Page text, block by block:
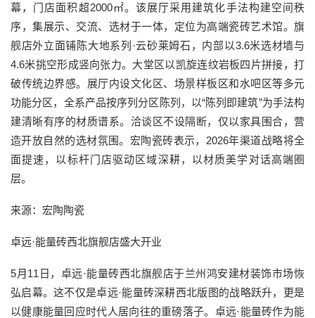
幕，门店面积超2000㎡。该展厅采用建筑化手法构建空间秩
序，集展示、交流、选材于一体，定位为高端瓷砖艺术馆。旗
舰店外立面铺陈大地系列·云砂莱姆石，内部以3.6米选材墙与
4.6米挑空形成竖向张力。大堂区以凯旋连纹岩板四片拼接，打
破传统边界感。展厅内设文化区、场景样板区和水吧区等多元
功能分区，全系产品按序列分区陈列，以“陈列即建筑”为手法构
建清晰有序的材质谱系。洽谈区不设隔断，仅以家具围合，营
造开放自然的选材氛围。宏陶瓷砖表示，2026年渠道战略将全
面提速，以标杆门店驱动区域深耕，以材质美学对话高端圈
层。
来源：宏陶陶瓷
卓远·能量砖西北旗舰店盛大开业
5月11日，卓远·能量砖西北旗舰店于兰州鸿安建材装饰市场恢
弘启幕。这不仅是卓远·能量砖深耕西北版图的战略跃升，更是
以健康能量回应时代人居向往的重磅落子。卓远·能量砖作为能